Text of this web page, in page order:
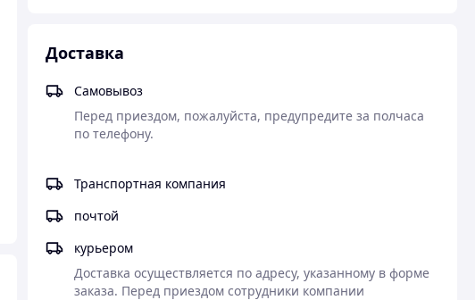
Доставка
Самовывоз
Перед приездом, пожалуйста, предупредите за полчаса
Транспортная компания
почтой
курьером
Доставка осуществляется по адресу, указанному в форме
заказа. Перед приездом сотрудники компании